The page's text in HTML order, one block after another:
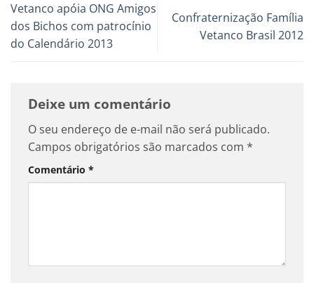
Vetanco apóia ONG Amigos
dos Bichos com patrocínio
do Calendário 2013
Confraternização Família
Vetanco Brasil 2012
Deixe um comentário
O seu endereço de e-mail não será publicado.
Campos obrigatórios são marcados com *
Comentário *